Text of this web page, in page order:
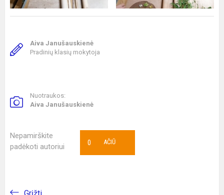
Aiva Janušauskienė
Pradinių klasių mokytoja
Nuotraukos:
Aiva Janušauskienė
Nepamirškite
padėkoti autoriui
AČIŪ
0